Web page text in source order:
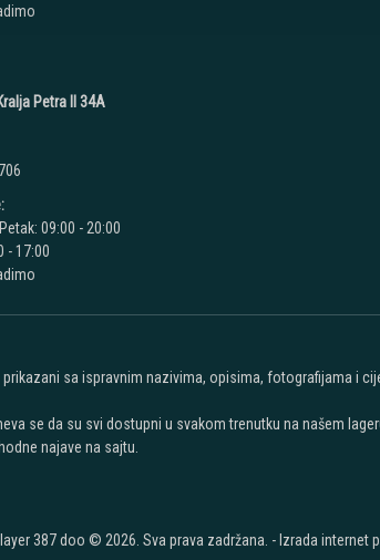
Petra II 34A
09:00 - 20:00
- 17:00
sa ispravnim nazivima, opisima, fotografijama i
se da su svi dostupni u svakom trenutku na našem
najave na sajtu.
387 doo © 2026. Sva prava zadržana. - Izrada internet